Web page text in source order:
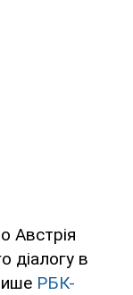
Австрія
діалогу в
РБК-